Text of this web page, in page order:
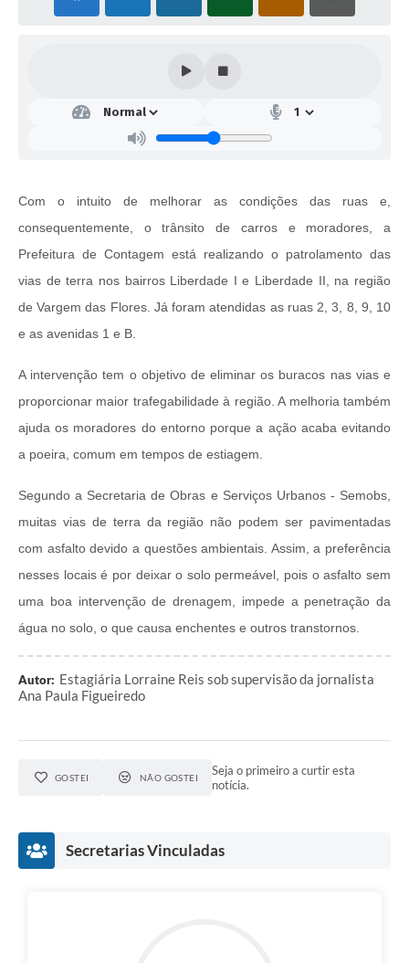
Com o intuito de melhorar as condições das ruas e,
consequentemente, o trânsito de carros e moradores, a
Prefeitura de Contagem está realizando o patrolamento das
vias de terra nos bairros Liberdade I e Liberdade II, na região
de Vargem das Flores. Já foram atendidas as ruas 2, 3, 8, 9, 10
e as avenidas 1 e B.
A intervenção tem o objetivo de eliminar os buracos nas vias e
proporcionar maior trafegabilidade à região. A melhoria também
ajuda os moradores do entorno porque a ação acaba evitando
a poeira, comum em tempos de estiagem.
Segundo a Secretaria de Obras e Serviços Urbanos - Semobs,
muitas vias de terra da região não podem ser pavimentadas
com asfalto devido a questões ambientais. Assim, a preferência
nesses locais é por deixar o solo permeável, pois o asfalto sem
uma boa intervenção de drenagem, impede a penetração da
água no solo, o que causa enchentes e outros transtornos.
Autor: Estagiária Lorraine Reis sob supervisão da jornalista
Ana Paula Figueiredo
GOSTEI NÃO GOSTEI
Seja o primeiro a curtir esta
notícia.
Secretarias Vinculadas